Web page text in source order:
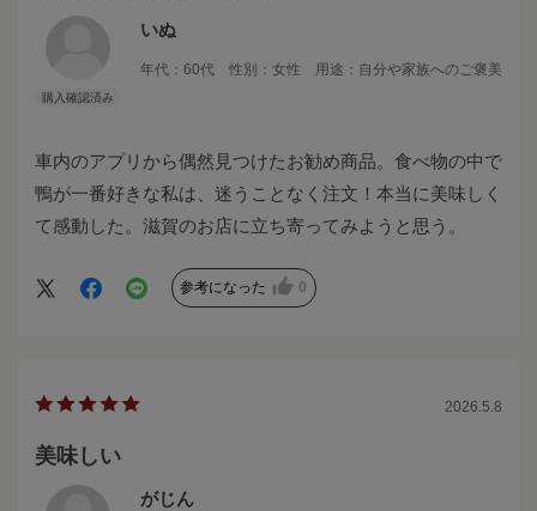
いぬ
年代： 60代 性別： 女性 用途： 自分や家族へのご褒美
車内のアプリから偶然見つけたお勧め商品。食べ物の中で
鴨が一番好きな私は、迷うことなく注文！本当に美味しく
て感動した。滋賀のお店に立ち寄ってみようと思う。
参考になった 0
2026.5.8
美味しい
がじん